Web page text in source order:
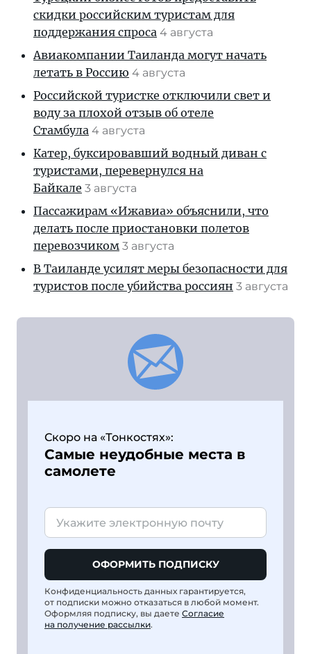
скидки российским туристам для
поддержания спроса 4 августа
Авиакомпании Таиланда могут начать
летать в Россию 4 августа
Российской туристке отключили свет и
воду за плохой отзыв об отеле
Стамбула 4 августа
Катер, буксировавший водный диван с
туристами, перевернулся на
Байкале 3 августа
Пассажирам «Ижавиа» объяснили, что
делать после приостановки полетов
перевозчиком 3 августа
В Таиланде усилят меры безопасности для
туристов после убийства россиян 3 августа
Скоро на «Тонкостях»:
Самые неудобные места в
самолете
ОФОРМИТЬ ПОДПИСКУ
Конфиденциальность данных гарантируется,
от подписки можно отказаться в любой момент.
Оформляя подписку, вы даете Согласие
на получение рассылки.